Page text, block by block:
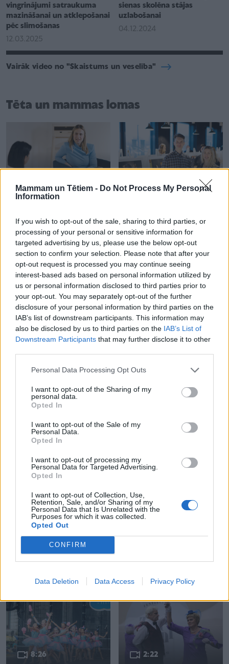
Mammam un Tētiem - Do Not Process My Personal
Information
If you wish to opt-out of the sale, sharing to third parties, or
processing of your personal or sensitive information for
targeted advertising by us, please use the below opt-out
section to confirm your selection. Please note that after your
opt-out request is processed you may continue seeing
interest-based ads based on personal information utilized by
us or personal information disclosed to third parties prior to
your opt-out. You may separately opt-out of the further
disclosure of your personal information by third parties on the
IAB’s list of downstream participants. This information may
also be disclosed by us to third parties on the IAB’s List of
Downstream Participants that may further disclose it to other
Personal Data Processing Opt Outs
I want to opt-out of the Sharing of my
personal data.
Opted In
I want to opt-out of the Sale of my
Personal Data.
Opted In
I want to opt-out of processing my
Personal Data for Targeted Advertising.
Opted In
I want to opt-out of Collection, Use,
Retention, Sale, and/or Sharing of my
Personal Data that Is Unrelated with the
Purposes for which it was collected.
Opted Out
CONFIRM
Data Deletion Data Access Privacy Policy
vingrinājumi satraukuma
mazināšanai un atklepošanai
pēc slimošanas
12.03.2025
sienas skolēna stājas
uzlabošanai
04.12.2024
Vairāk video no "Skaistums un veselība"
Tēta un mammas lomas
Bērni mūs, visus vecākus,
Noteikti! – saruna ar
psiholoģijas doktori par to,
kā būt labai mammai
24.05.2024
15.05.2023
0:53
26.02.2021
2:11
bērnus?
Vairāk video no "Tēta un mammas lomas"
7:55
VIDEO: Bērnu dienas
festivāls 2025
13.08.2024
8:26 2:22